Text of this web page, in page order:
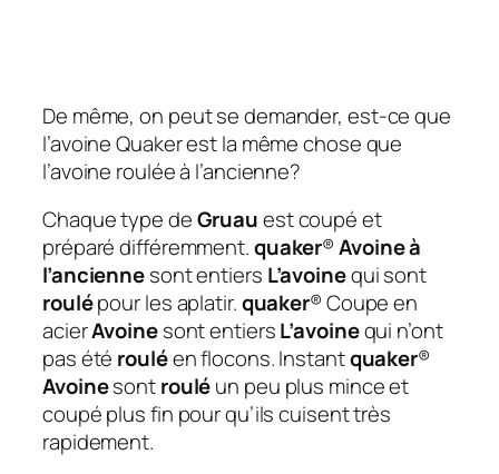
De même, on peut se demander, est-ce que
l’avoine Quaker est la même chose que
l’avoine roulée à l’ancienne?
Chaque type deGruauest coupé et
préparé différemment.quaker®Avoine à
l’anciennesont entiers L’avoinequi sont
roulépour les aplatir.quaker® Coupe en
acierAvoinesont entiersL’avoinequi n’ont
pas été rouléen flocons. Instantquaker®
Avoinesontrouléun peu plus mince et
coupé plus fin pour qu’ils cuisent très
rapidement.